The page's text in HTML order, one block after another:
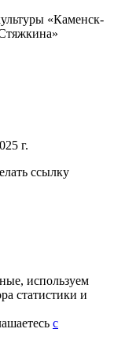
«Каменск-
г.
ссылку
используем
статистики и
с